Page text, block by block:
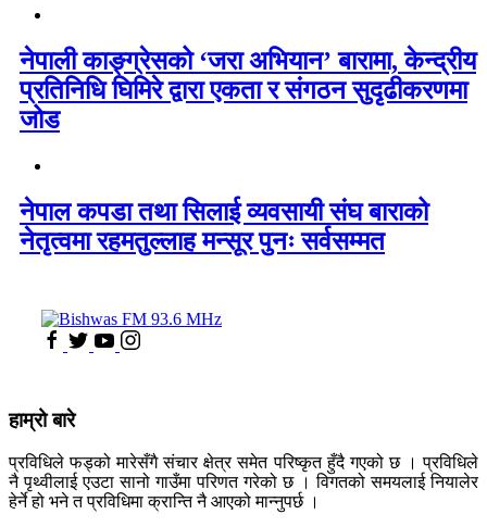
नेपाली काङ्ग्रेसको ‘जरा अभियान’ बारामा, केन्द्रीय
प्रतिनिधि घिमिरे द्वारा एकता र संगठन सुदृढीकरणमा
जोड
नेपाल कपडा तथा सिलाई व्यवसायी संघ बाराको
नेतृत्वमा रहमतुल्लाह मन्सूर पुनः सर्वसम्मत
हाम्रो बारे
प्रविधिले फड्को मारेसँगै संचार क्षेत्र समेत परिष्कृत हुँदै गएको छ । प्रविधिले
नै पृथ्वीलाई एउटा सानो गाउँमा परिणत गरेको छ । विगतको समयलाई नियालेर
हेर्ने हो भने त प्रविधिमा क्रान्ति नै आएको मान्नुपर्छ ।